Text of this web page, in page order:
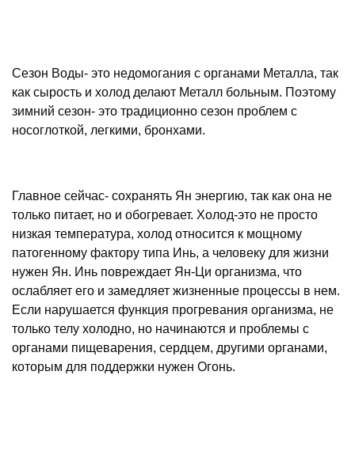
Сезон Воды- это недомогания с органами Металла, так
как сырость и холод делают Металл больным. Поэтому
зимний сезон- это традиционно сезон проблем с
носоглоткой, легкими, бронхами.
Главное сейчас- сохранять Ян энергию, так как она не
только питает, но и обогревает. Холод-это не просто
низкая температура, холод относится к мощному
патогенному фактору типа Инь, а человеку для жизни
нужен Ян. Инь повреждает Ян-Ци организма, что
ослабляет его и замедляет жизненные процессы в нем.
Если нарушается функция прогревания организма, не
только телу холодно, но начинаются и проблемы с
органами пищеварения, сердцем, другими органами,
которым для поддержки нужен Огонь.